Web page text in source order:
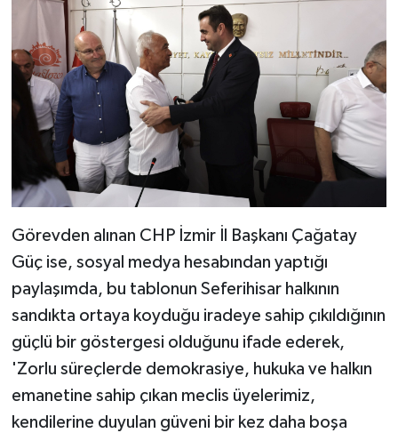
Görevden alınan CHP İzmir İl Başkanı Çağatay
Güç ise, sosyal medya hesabından yaptığı
paylaşımda, bu tablonun Seferihisar halkının
sandıkta ortaya koyduğu iradeye sahip çıkıldığının
güçlü bir göstergesi olduğunu ifade ederek,
'Zorlu süreçlerde demokrasiye, hukuka ve halkın
emanetine sahip çıkan meclis üyelerimiz,
kendilerine duyulan güveni bir kez daha boşa